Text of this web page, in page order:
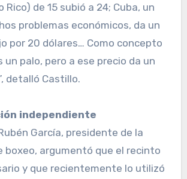
Rico) de 15 subió a 24; Cuba, un
problemas económicos, da un
por 20 dólares… Como concepto
un palo, pero a ese precio da un
detalló Castillo.
independiente
García, presidente de la
boxeo, argumentó que el recinto
y que recientemente lo utilizó